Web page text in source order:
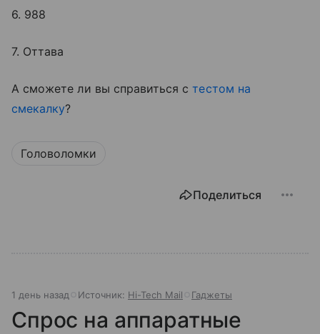
6. 988
7. Оттава
А сможете ли вы справиться стестом на
смекалку?
Головоломки
Поделиться
1 день назад Источник: Hi-Tech Mail Гаджеты
Спрос на аппаратные